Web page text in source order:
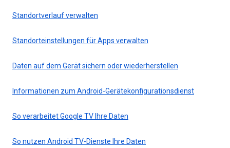
Standortverlauf verwalten
Standorteinstellungen für Apps verwalten
Daten auf dem Gerät sichern oder wiederherstellen
Informationen zum Android-Gerätekonfigurationsdienst
So verarbeitet Google TV Ihre Daten
So nutzen Android TV-Dienste Ihre Daten